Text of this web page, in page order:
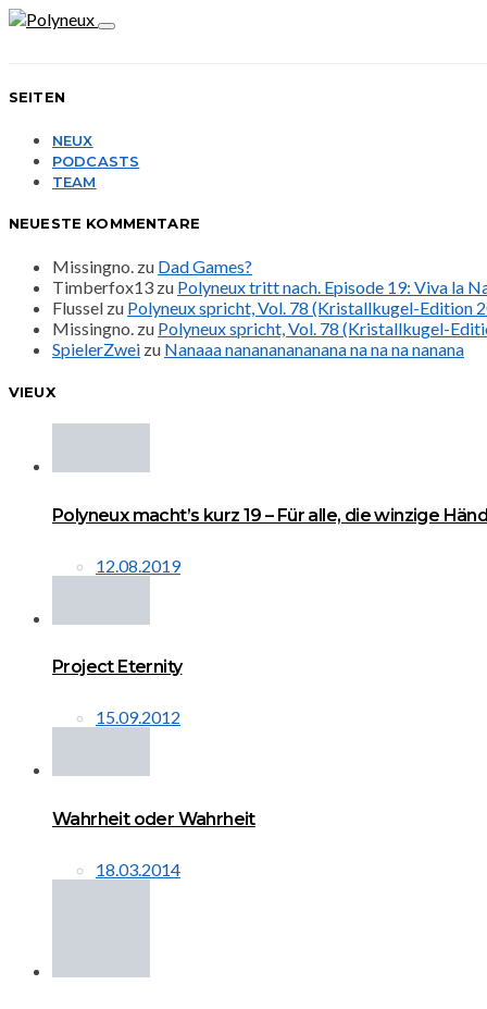
SEITEN
NEUX
PODCASTS
TEAM
NEUESTE KOMMENTARE
Missingno. zu Dad Games?
Timberfox13 zu Polyneux tritt nach. Episode 19: Viva la
Flussel zu Polyneux spricht, Vol. 78 (Kristallkugel-Edition
Missingno. zu Polyneux spricht, Vol. 78 (Kristallkugel-
SpielerZwei zu Nanaaa nanananananana na na na nanana
VIEUX
Polyneux macht’s kurz 19 – Für alle, die winzige
12.08.2019
Project Eternity
15.09.2012
Wahrheit oder Wahrheit
18.03.2014